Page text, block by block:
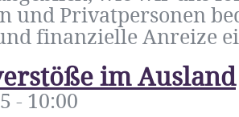
und Privatpersonen
finanzielle Anreize
im Ausland
- 10:00